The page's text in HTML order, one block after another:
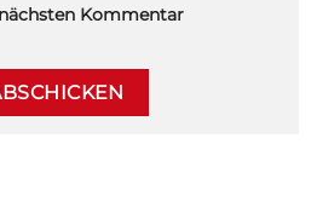
Kommentar